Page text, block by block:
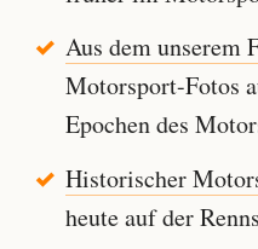
Aus dem unserem
Motorsport-Fotos
Epochen des
Historischer
heute auf der